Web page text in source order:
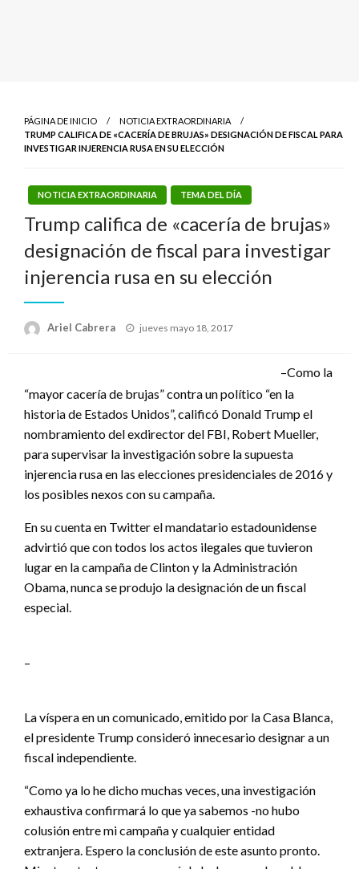
PÁGINA DE INICIO
NOTICIA EXTRAORDINARIA
TRUMP CALIFICA DE «CACERÍA DE BRUJAS» DESIGNACIÓN DE FISCAL PARA
INVESTIGAR INJERENCIA RUSA EN SU ELECCIÓN
NOTICIA EXTRAORDINARIA TEMA DEL DÍA
Trump califica de «cacería de brujas»
designación de fiscal para investigar
injerencia rusa en su elección
Ariel Cabrera
Publicado
jueves mayo 18, 2017
–Como la
“mayor cacería de brujas” contra un político “en la
historia de Estados Unidos”, calificó Donald Trump el
nombramiento del exdirector del FBI, Robert Mueller,
para supervisar la investigación sobre la supuesta
injerencia rusa en las elecciones presidenciales de 2016 y
los posibles nexos con su campaña.
En su cuenta en Twitter el mandatario estadounidense
advirtió que con todos los actos ilegales que tuvieron
lugar en la campaña de Clinton y la Administración
Obama, nunca se produjo la designación de un fiscal
especial.
–
La víspera en un comunicado, emitido por la Casa Blanca,
el presidente Trump consideró innecesario designar a un
fiscal independiente.
“Como ya lo he dicho muchas veces, una investigación
exhaustiva confirmará lo que ya sabemos -no hubo
colusión entre mi campaña y cualquier entidad
extranjera. Espero la conclusión de este asunto pronto.